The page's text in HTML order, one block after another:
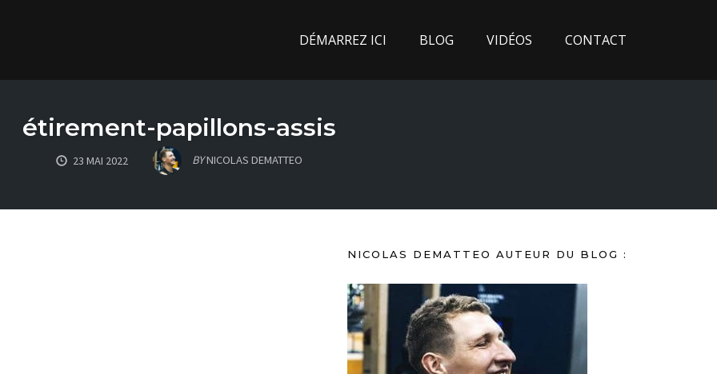
DÉMARREZ ICI BLOG VIDÉOS CONTACT
étirement-papillons-assis
23 MAI 2022 BYNICOLAS DEMATTEO
NICOLAS DEMATTEO AUTEUR DU BLOG :